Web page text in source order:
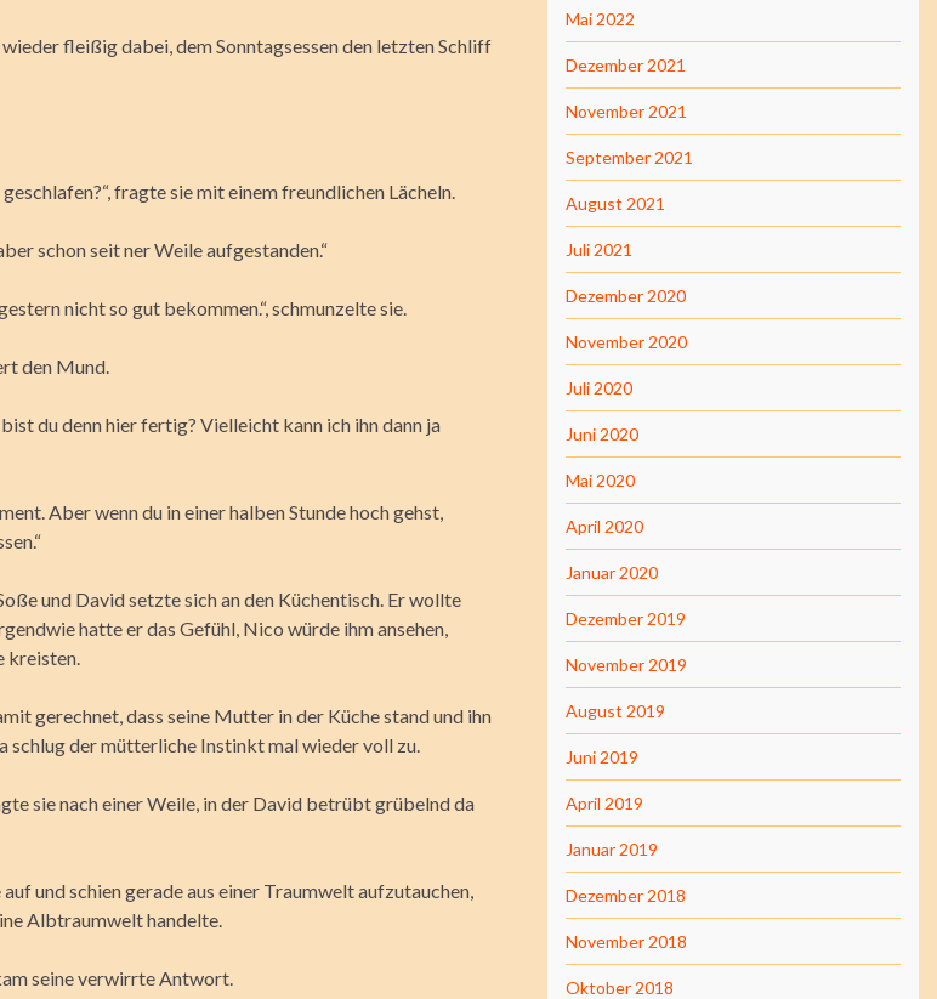
fleißig dabei, dem Sonntagsessen den letzten Schliff
fragte sie mit einem freundlichen Lächeln.
schon seit ner Weile aufgestanden.“
nicht so gut bekommen.“, schmunzelte sie.
den Mund.
du denn hier fertig? Vielleicht kann ich ihn dann ja
Aber wenn du in einer halben Stunde hoch gehst,
und David setzte sich an den Küchentisch. Er wollte
hatte er das Gefühl, Nico würde ihm ansehen,
kreisten.
gerechnet, dass seine Mutter in der Küche stand und ihn
schlug der mütterliche Instinkt mal wieder voll zu.
sie nach einer Weile, in der David betrübt grübelnd da
und schien gerade aus einer Traumwelt aufzutauchen,
Albtraumwelt handelte.
seine verwirrte Antwort.
Mai 2022
Dezember 2021
November 2021
September 2021
August 2021
Juli 2021
Dezember 2020
November 2020
Juli 2020
Juni 2020
Mai 2020
April 2020
Januar 2020
Dezember 2019
November 2019
August 2019
Juni 2019
April 2019
Januar 2019
Dezember 2018
November 2018
Oktober 2018